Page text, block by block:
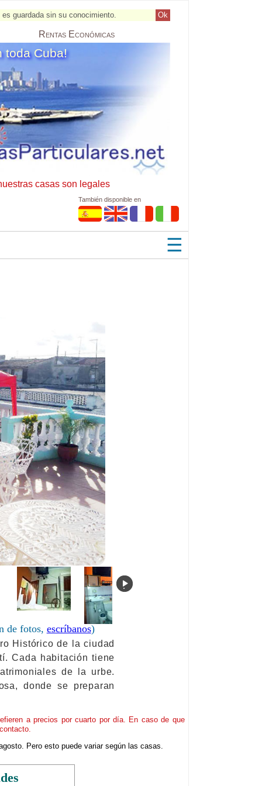
Ok
guardada sin su conocimiento.
Rentas Económicas
casas son legales
toda Cuba!
También disponible en
☰
.
de fotos, escríbanos)
Histórico de la ciudad
Cada habitación tiene
de la urbe.
donde se preparan
a precios por cuarto por día. En caso de que
Pero esto puede variar según las casas.